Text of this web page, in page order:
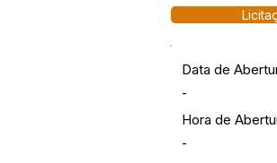
Data de
-
Hora de
-